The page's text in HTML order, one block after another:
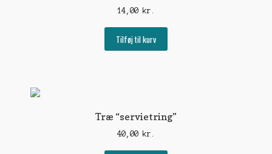
14,00 kr.
Tilføj til kurv
Træ “servietring”
40,00 kr.